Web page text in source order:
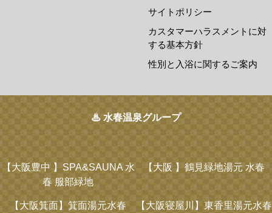
サイトポリシー
カスタマーハラスメントに対
する基本方針
性別と入浴に関するご案内
♨ 水春温泉グループ
【大阪豊中 】SPA&SAUNA 水
春 服部緑地
【大阪 】鶴見緑地湯元 水春
【大阪箕面】箕面湯元水春 【大阪寝屋川】 東香里湯元水春